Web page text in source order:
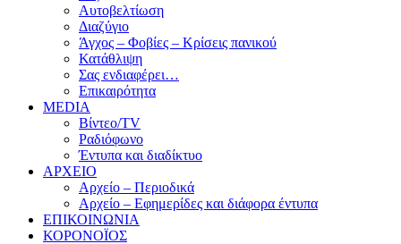
Αυτοβελτίωση
Διαζύγιο
Άγχος – Φοβίες – Κρίσεις πανικού
Κατάθλιψη
Σας ενδιαφέρει…
Επικαιρότητα
MEDIA
Βίντεο/TV
Ραδιόφωνο
Έντυπα και διαδίκτυο
ΑΡΧΕΙΟ
Αρχείο – Περιοδικά
Αρχείο – Εφημερίδες και διάφορα έντυπα
ΕΠΙΚΟΙΝΩΝΙΑ
ΚΟΡΟΝΟΪΟΣ